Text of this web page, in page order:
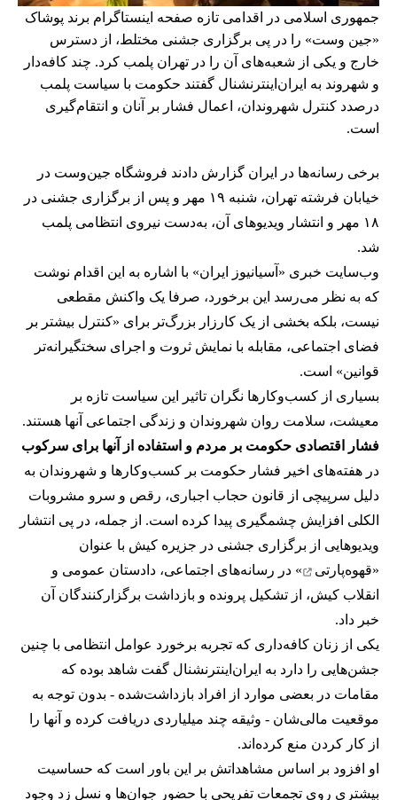
جمهوری اسلامی در اقدامی تازه صفحه اینستاگرام برند پوشاک
«جین وست» را در پی برگزاری جشنی مختلط، از دسترس
خارج و یکی از شعبه‌های آن را در تهران پلمب کرد. چند کافه‌‌دار
و شهروند به ایران‌اینترنشنال گفتند حکومت با سیاست پلمب
درصدد کنترل شهروندان، اعمال فشار بر آنان و انتقام‌گیری
است.
برخی رسانه‌ها در ایران گزارش دادند فروشگاه جین‌وست در
خیابان فرشته تهران، شنبه ۱۹ مهر و پس از برگزاری جشنی در
۱۸ مهر و انتشار ویدیوهای آن، به‌دست نیروی انتظامی پلمب
شد.
وب‌سایت خبری «آسیانیوز ایران» با اشاره به این اقدام نوشت
که به نظر می‌رسد این برخورد، صرفا یک واکنش مقطعی
نیست، بلکه بخشی از یک کارزار بزرگ‌تر برای «کنترل بیشتر بر
فضای اجتماعی، مقابله با نمایش ثروت و اجرای سختگیرانه‌تر
قوانین» است.
بسیاری از کسب‌وکارها نگران تاثیر این سیاست‌ تازه بر
معیشت، سلامت روان شهروندان و زندگی اجتماعی آنها هستند.
فشار اقتصادی حکومت بر مردم و استفاده از آنها برای سرکوب
در هفته‌های اخیر فشار حکومت بر کسب‌وکارها و شهروندان به
دلیل سرپیچی از قانون حجاب اجباری، رقص و سرو مشروبات
الکلی افزایش چشمگیری پیدا کرده است. از جمله، در پی انتشار
ویدیوهایی از برگزاری جشنی در جزیره کیش با عنوان
«قهوه‌پارتی
» در رسانه‌های اجتماعی، دادستان عمومی و
انقلاب کیش، از تشکیل پرونده و بازداشت برگزارکنندگان آن
خبر داد.
یکی از زنان کافه‌داری که تجربه برخورد عوامل انتظامی با چنین
جشن‌هایی را دارد به ایران‌اینترنشنال گفت شاهد بوده که
مقامات در بعضی موارد از افراد بازداشت‌‌شده - بدون توجه به
موقعیت مالی‌شان - وثیقه چند میلیاردی دریافت کرده و آنها را
از کار کردن منع کرده‌اند.
او افزود بر اساس مشاهداتش بر این باور است که حساسیت
بیشتری روی تجمعات تفریحی با حضور جوان‌ها و نسل زد وجود